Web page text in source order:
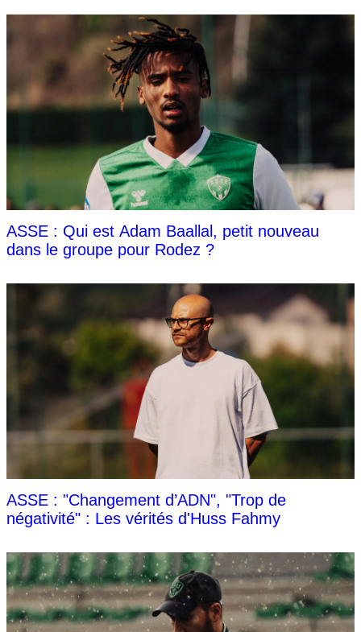
ASSE : Qui est Adam Baallal, petit nouveau
dans le groupe pour Rodez ?
ASSE : "Changement d’ADN", "Trop de
négativité" : Les vérités d'Huss Fahmy